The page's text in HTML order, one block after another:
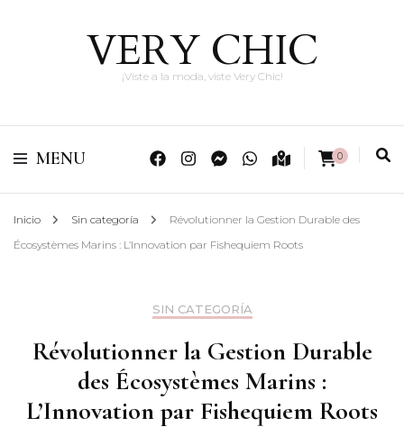
VERY CHIC
¡Viste a la moda, viste Very Chic!
MENU 0
Inicio Sin categoría
Révolutionner la Gestion Durable des
Écosystèmes Marins : L’Innovation par Fishequiem Roots
SIN CATEGORÍA
Révolutionner la Gestion Durable
des Écosystèmes Marins :
L’Innovation par Fishequiem Roots